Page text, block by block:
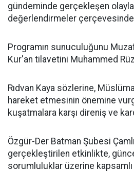
gündeminde gerçekleşen
değerlendirmeler
Programın sunuculuğunu
Kur'an tilavetini Muhammed
Rıdvan Kaya sözlerine,
hareket etmesinin önemine
kuşatmalara karşı direniş ve
Özgür-Der Batman Şubesi
gerçekleştirilen etkinlikte,
sorumluluklar üzerine